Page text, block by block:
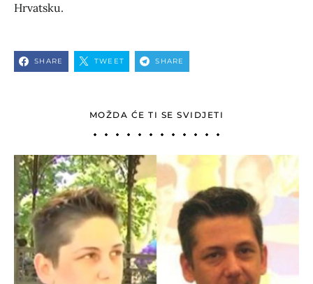
Hrvatsku.
SHARE TWEET SHARE
MOŽDA ĆE TI SE SVIDJETI